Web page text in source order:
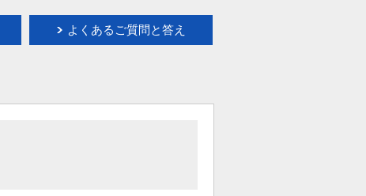
よくあるご質問と答え